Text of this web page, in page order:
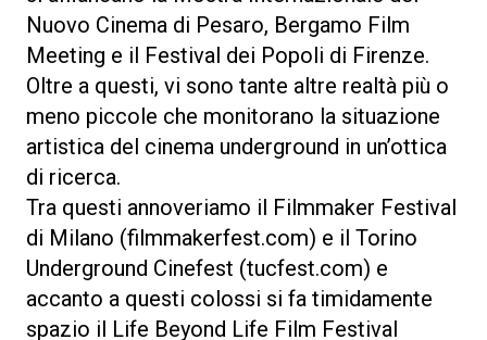
Nuovo Cinema di Pesaro, Bergamo Film
Meeting e il Festival dei Popoli di Firenze.
Oltre a questi, vi sono tante altre realtà più o
meno piccole che monitorano la situazione
artistica del cinema underground in un’ottica
di ricerca.
Tra questi annoveriamo il Filmmaker Festival
di Milano (filmmakerfest.com) e il Torino
Underground Cinefest (tucfest.com) e
accanto a questi colossi si fa timidamente
spazio il Life Beyond Life Film Festival